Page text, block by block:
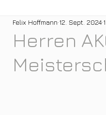
Herren
Felix Hoffmann 12. Sept. 2024